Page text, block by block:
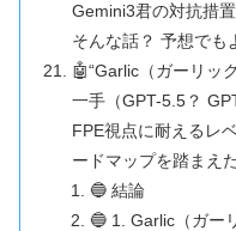
Gemini3君の対抗措
そんな話？ 予想でも
🤖“Garlic（ガーリッ
一手（GPT-5.5？
FPE視点に耐えるレ
ードマップを踏まえ
🔵 結論
🔵 1. Garlic（ガー